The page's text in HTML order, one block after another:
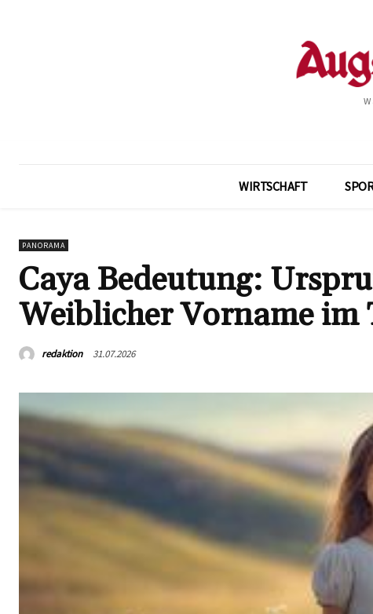
WIRTSCHAFT
PANORAMA
Caya Bedeutung:
Weiblicher Vorname im
redaktion 31.07.2026